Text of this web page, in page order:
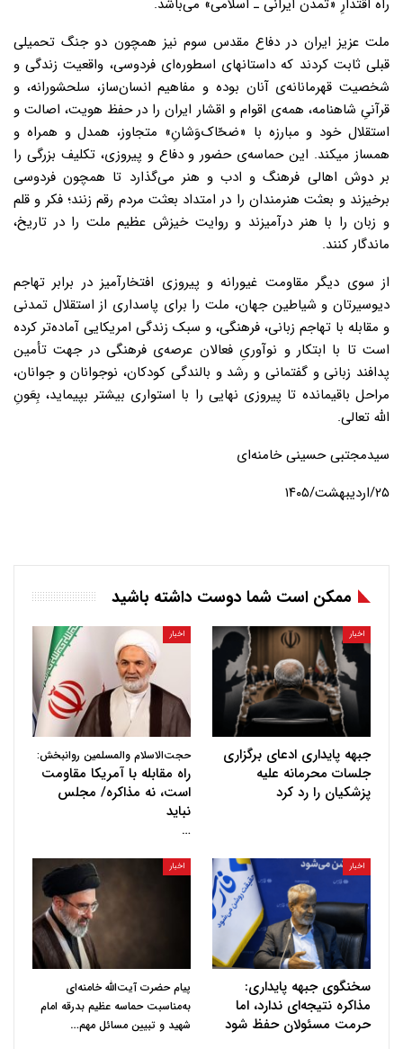
راه اقتدارِ «تمدن ایرانی ـ اسلامی» می‌باشد.
ملت عزیز ایران در دفاع مقدس سوم نیز همچون دو جنگ تحمیلی
قبلی ثابت کردند که داستانهای اسطوره‌ای فردوسی، واقعیت زندگی و
شخصیت قهرمانانه‌ی آنان بوده و مفاهیم انسان‌ساز، سلحشورانه، و
قرآنیِ شاهنامه، همه‌ی اقوام و اقشار ایران را در حفظ هویت، اصالت و
استقلال خود و مبارزه با «ضحّاک‌وَشانِ» متجاوز، همدل و همراه و
همساز میکند. این حماسه‌ی حضور و دفاع و پیروزی، تکلیف بزرگی را
بر دوش اهالی فرهنگ و ادب و هنر می‌گذارد تا همچون فردوسی
برخیزند و بعثت هنرمندان را در امتداد بعثت مردم رقم زنند؛ فکر و قلم
و زبان را با هنر درآمیزند و روایت خیزش عظیم ملت را در تاریخ،
ماندگار کنند.
از سوی دیگر مقاومت غیورانه و پیروزی افتخارآمیز در برابر تهاجم
دیوسیرتان و شیاطین جهان، ملت را برای پاسداری از استقلال تمدنی
و مقابله با تهاجم زبانی، فرهنگی، و سبک زندگی امریکایی آماده‌تر کرده
است تا با ابتکار و نوآوریِ فعالان عرصه‌ی فرهنگی در جهت تأمین
پدافند زبانی و گفتمانی و رشد و بالندگی کودکان، نوجوانان و جوانان،
مراحل باقیمانده تا پیروزی نهایی را با استواری بیشتر بپیماید، بِعَون‌ِ
الله تعالی.
سیدمجتبی حسینی خامنه‌ای
۲۵/اردیبهشت/۱۴۰۵
ممکن است شما دوست داشته باشید
اخبار
جبهه پایداری ادعای برگزاری
جلسات محرمانه علیه
پزشکیان را رد کرد
اخبار
حجت‌الاسلام والمسلمین روانبخش:
راه مقابله با آمریکا مقاومت
است، نه مذاکره/ مجلس
نباید
…
اخبار
سخنگوی جبهه پایداری:
مذاکره نتیجه‌ای ندارد، اما
حرمت مسئولان حفظ شود
اخبار
پیام حضرت آیت‌الله خامنه‌ای
به‌مناسبت حماسه عظیم بدرقه امام
شهید و تبیین مسائل مهم…